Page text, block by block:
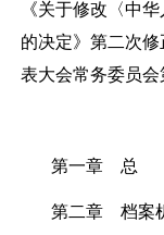
《关于修改〈中
的决定》第二次
表大会常务委员会
第一章 总
第二章 档案